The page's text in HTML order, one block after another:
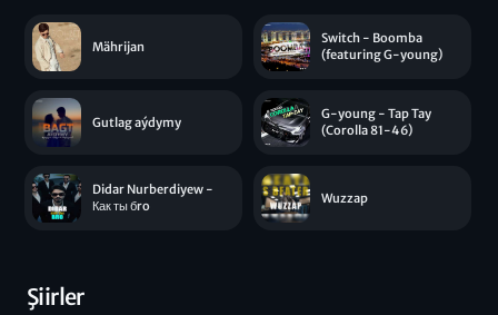
Mährijan
Switch - Boomba
(featuring G-young)
Gutlag aýdymy
G-young - Tap Tay
(Corolla 81-46)
Didar Nurberdiyew -
Как ты бro
Wuzzap
Şiirler